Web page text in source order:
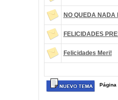
NO QUEDA NADA
FELICIDADES
Felicidades Meri!
Página